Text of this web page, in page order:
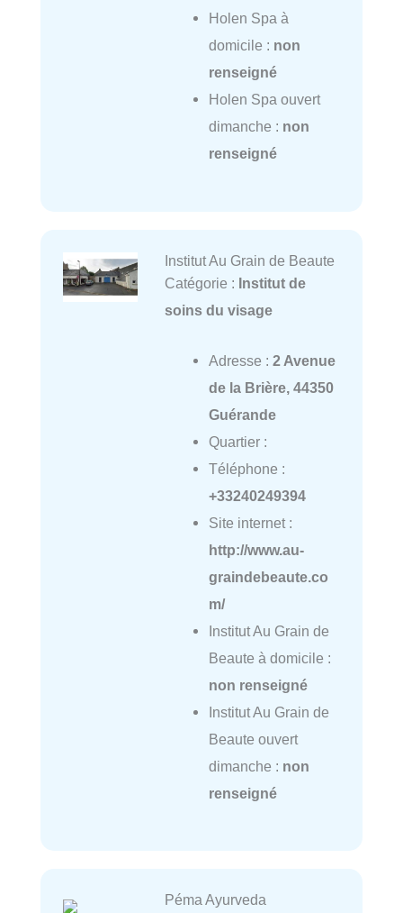
Holen Spa à
domicile : non
renseigné
Holen Spa ouvert
dimanche : non
renseigné
Institut Au Grain de Beaute
Catégorie : Institut de
soins du visage
Adresse : 2 Avenue
de la Brière, 44350
Guérande
Quartier :
Téléphone :
+33240249394
Site internet :
http://www.au-
graindebeaute.co
m/
Institut Au Grain de
Beaute à domicile :
non renseigné
Institut Au Grain de
Beaute ouvert
dimanche : non
renseigné
Péma Ayurveda